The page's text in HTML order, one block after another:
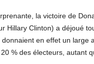
la victoire de
Hillary Clinton) a déjoué
en effet un large
% des électeurs, autant